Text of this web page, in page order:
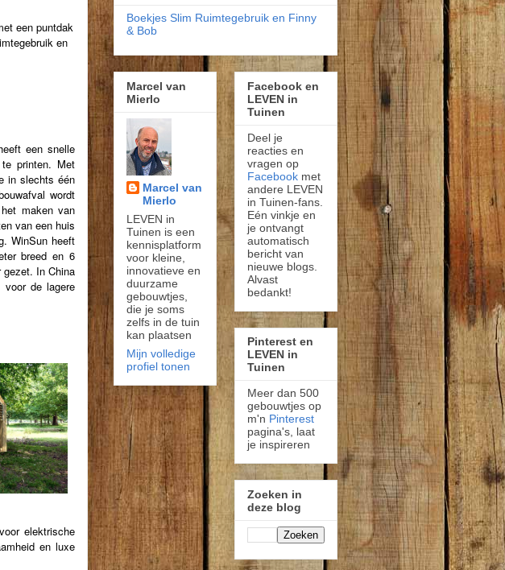
een puntdak
en
een snelle
printen. Met
in slechts één
wordt
maken van
van een huis
WinSun heeft
breed en 6
gezet. In China
de lagere
elektrische
en luxe
Boekjes Slim Ruimtegebruik en Finny
& Bob
Marcel van
Mierlo
Marcel van
Mierlo
LEVEN in
Tuinen is een
kennisplatform
voor kleine,
innovatieve en
duurzame
gebouwtjes,
die je soms
zelfs in de tuin
kan plaatsen
Mijn volledige
profiel tonen
Facebook en
LEVEN in
Tuinen
Deel je
reacties en
vragen op
Facebook met
andere LEVEN
in Tuinen-fans.
Eén vinkje en
je ontvangt
automatisch
bericht van
nieuwe blogs.
Alvast
bedankt!
Pinterest en
LEVEN in
Tuinen
Meer dan 500
gebouwtjes op
m'n Pinterest
pagina's, laat
je inspireren
Zoeken in
deze blog